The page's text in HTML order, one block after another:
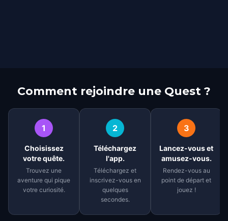
Comment rejoindre une Quest ?
1
Choisissez
votre quête.
Trouvez une
aventure qui pique
votre curiosité.
2
Téléchargez
l'app.
Téléchargez et
inscrivez-vous en
quelques
secondes.
3
Lancez-vous et
amusez-vous.
Rendez-vous au
point de départ et
jouez !